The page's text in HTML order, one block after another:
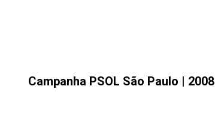
Campanha PSOL São Paulo | 2008